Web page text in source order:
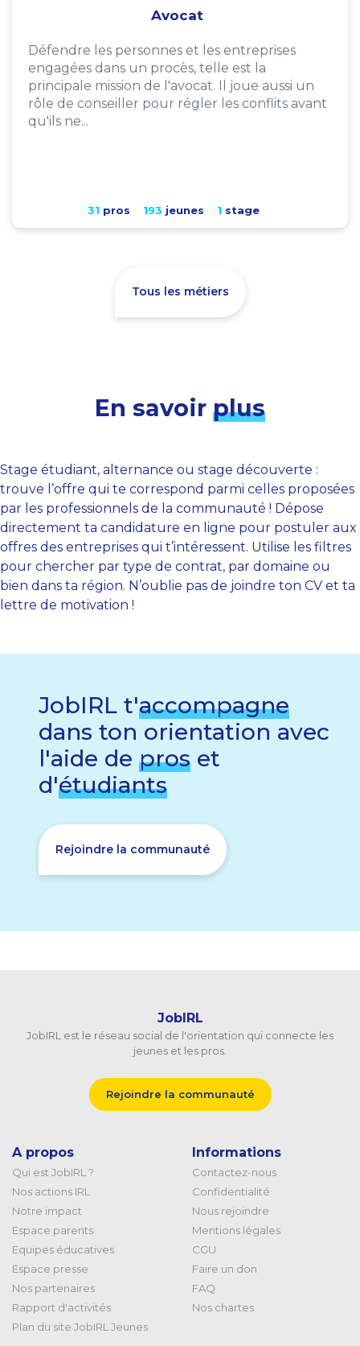
Avocat
Défendre les personnes et les entreprises
engagées dans un procès, telle est la
principale mission de l'avocat. Il joue aussi un
rôle de conseiller pour régler les conflits avant
qu'ils ne...
31 pros 193 jeunes 1 stage
Tous les métiers
En savoir plus
Stage étudiant, alternance ou stage découverte :
trouve l’offre qui te correspond parmi celles proposées
par les professionnels de la communauté ! Dépose
directement ta candidature en ligne pour postuler aux
offres des entreprises qui t’intéressent. Utilise les filtres
pour chercher par type de contrat, par domaine ou
bien dans ta région. N’oublie pas de joindre ton CV et ta
lettre de motivation !
JobIRL t'accompagne
dans ton orientation avec
l'aide de pros et
d'étudiants
Rejoindre la communauté
JobIRL
JobIRL est le réseau social de l'orientation qui connecte les
jeunes et les pros.
Rejoindre la communauté
A propos
Qui est JobIRL ?
Nos actions IRL
Notre impact
Espace parents
Equipes éducatives
Espace presse
Nos partenaires
Rapport d'activités
Plan du site JobIRL Jeunes
Informations
Contactez-nous
Confidentialité
Nous rejoindre
Mentions légales
CGU
Faire un don
FAQ
Nos chartes